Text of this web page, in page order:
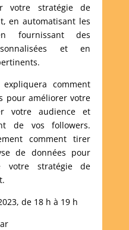
votre stratégie de
en automatisant les
fournissant des
et en
comment
pour améliorer votre
votre audience et
de vos followers.
comment tirer
de données pour
votre stratégie de
de 18 h à 19 h